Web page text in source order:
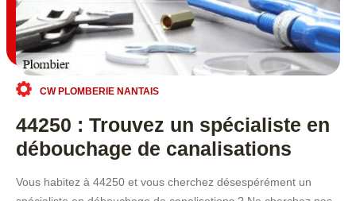
CW PLOMBERIE NANTAIS
44250 : Trouvez un spécialiste en
débouchage de canalisations
Vous habitez à 44250 et vous cherchez désespérément un